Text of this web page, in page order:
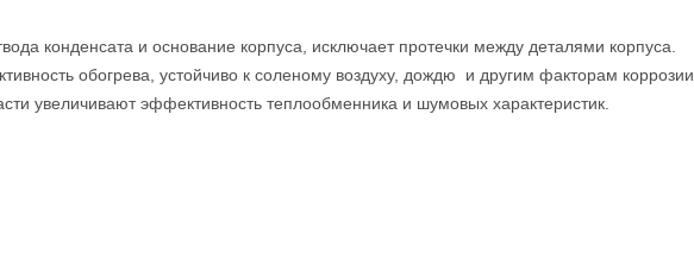
конденсата и основание корпуса, исключает протечки между деталями корпуса.
обогрева, устойчиво к соленому воздуху, дождю и другим факторам коррозии.
увеличивают эффективность теплообменника и шумовых характеристик.